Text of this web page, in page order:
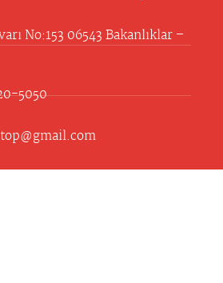
No:153 06543 Bakanlıklar –
5050